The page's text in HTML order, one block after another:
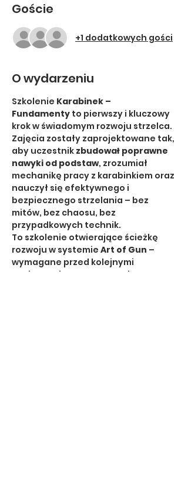
Goście
+1 dodatkowych gości
O wydarzeniu
Szkolenie Karabinek –
Fundamenty to pierwszy i kluczowy
krok w świadomym rozwoju strzelca.
Zajęcia zostały zaprojektowane tak,
aby uczestnik zbudował poprawne
nawyki od podstaw, zrozumiał
mechanikę pracy z karabinkiem oraz
nauczył się efektywnego i
bezpiecznego strzelania – bez
mitów, bez chaosu, bez
przypadkowych technik.
To szkolenie otwierające ścieżkę
rozwoju w systemie Art of Gun –
wymagane przed kolejnymi
poziomami zaawansowania.